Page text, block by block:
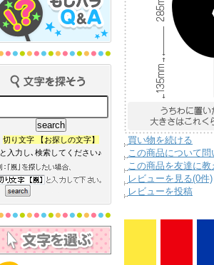
切り文字 【お探しの文字】
と入力し､検索してください♪
買い物を続ける
この商品について問
この商品を友達に教
レビューを見る(0件)
レビューを投稿